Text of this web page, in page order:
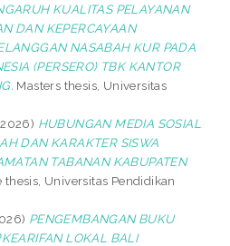
KUALITAS PELAYANAN
DAN KEPERCAYAAN
NASABAH KUR PADA
(PERSERO) TBK KANTOR
Masters thesis, Universitas
HUBUNGAN MEDIA SOSIAL
DAN KARAKTER SISWA
TABANAN KABUPATEN
Universitas Pendidikan
PENGEMBANGAN BUKU
LOKAL BALI